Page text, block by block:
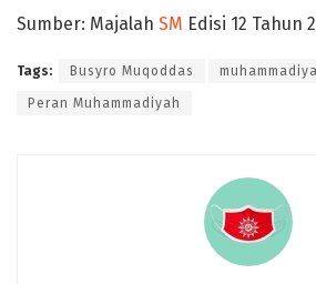
Sumber: Majalah SM Edisi 12 Tahun
Tags: Busyro Muqoddas
Peran Muhammadiyah